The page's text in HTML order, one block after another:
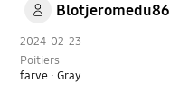
Blotjeromedu86
2024-02-23
Poitiers
farve : Gray